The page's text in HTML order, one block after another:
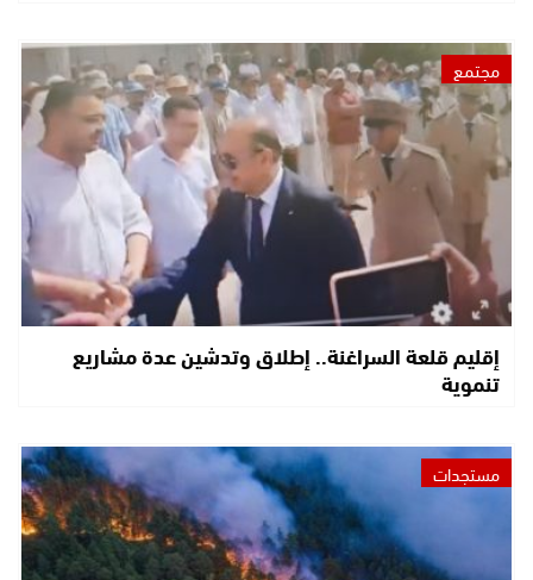
مجتمع
إقليم قلعة السراغنة.. إطلاق وتدشين عدة مشاريع
تنموية
مستجدات